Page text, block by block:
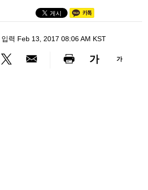
입력 Feb 13, 2017 08:06 AM KST
가 가